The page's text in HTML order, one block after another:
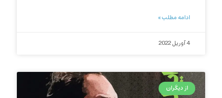
ادامه مطلب »
4 آوریل 2022
از دیگران